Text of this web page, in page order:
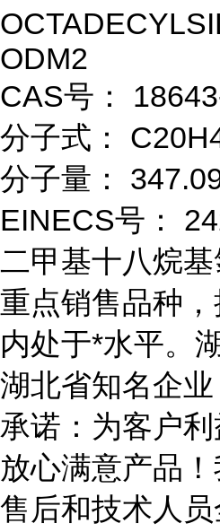
ODM2
CAS号：
分子式：
分子量：
EINECS号：
二甲基十八烷
重点销售品种
内处于*水平。
湖北省知名企
承诺：为客户
放心满意产品
售后和技术人